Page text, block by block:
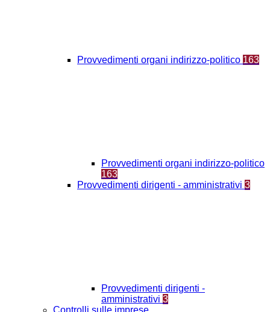
Provvedimenti organi indirizzo-politico 163
Provvedimenti organi indirizzo-politico
163
Provvedimenti dirigenti - amministrativi 3
Provvedimenti dirigenti -
amministrativi 3